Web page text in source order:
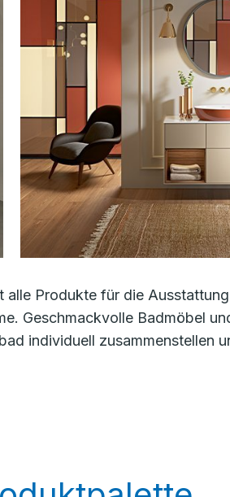
alle Produkte für die
Geschmackvolle Badmöbel
individuell zusammenstellen